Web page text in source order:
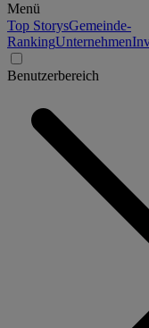
Menü
Top StorysGemeinde-
RankingUnternehmen
Benutzerbereich